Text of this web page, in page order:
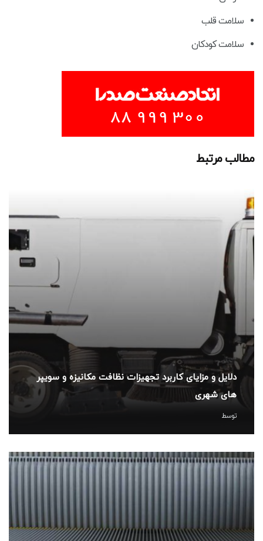
سلامت قلب
سلامت کودکان
مطالب مرتبط
دلایل و مزایای کاربرد تجهیزات نظافت مکانیزه و سویپر
های شهری
توسط